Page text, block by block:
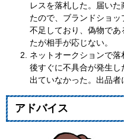
レスを落札した。届い
たので、ブランドショ
不足しており、偽物で
たが相手が応じない。
ネットオークションで
後すぐに不具合が発生
出ていなかった。出品者
アドバイス